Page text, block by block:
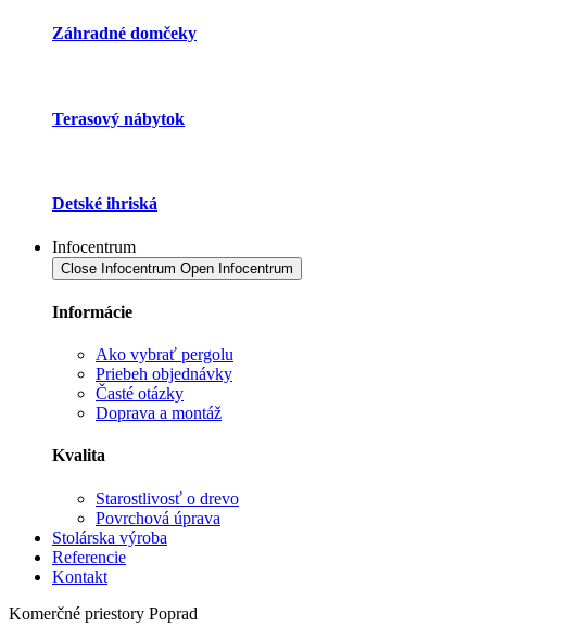
Záhradné domčeky
Terasový nábytok
Detské ihriská
Infocentrum
Close Infocentrum Open Infocentrum
Informácie
Ako vybrať pergolu
Priebeh objednávky
Časté otázky
Doprava a montáž
Kvalita
Starostlivosť o drevo
Povrchová úprava
Stolárska výroba
Referencie
Kontakt
Komerčné priestory Poprad